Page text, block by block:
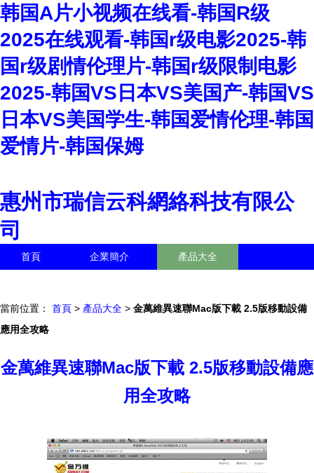
韩国A片小视频在线看-韩国R级
2025在线观看-韩国r级电影2025-韩
国r级剧情伦理片-韩国r级限制电影
2025-韩国VS日本VS美国产-韩国VS
日本VS美国学生-韩国爱情伦理-韩国
爱情片-韩国保姆
惠州市瑞信云科網絡科技有限公
司
首頁 企業簡介 產品大全
當前位置： 首頁 > 產品大全 > 金萬維異速聯Mac版下載 2.5版移動設備
應用全攻略
金萬維異速聯Mac版下載 2.5版移動設備應
用全攻略